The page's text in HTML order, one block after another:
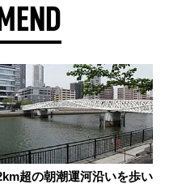
超の朝潮運河沿いを歩い